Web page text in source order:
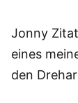
Jonny
eines
den